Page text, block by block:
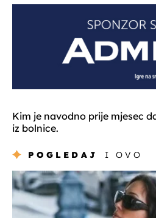
Kim je navodno prije mjesec
iz bolnice.
POGLEDAJ I OVO